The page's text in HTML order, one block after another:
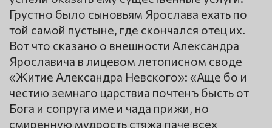
Грустно было сыновьям Ярослава ехать по
той самой пустыне, где скончался отец их.
Вот что сказано о внешности Александра
Ярославича в лицевом летописном своде
«Житие Александра Невского»: «Аще бо и
честию земнаго царствиа почтенъ бысть от
Бога и сопруга име и чада прижи, но
смиренную мудрость стяжа паче всех